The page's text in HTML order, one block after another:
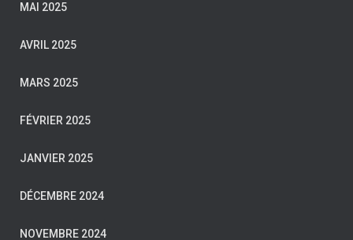
MAI 2025
AVRIL 2025
MARS 2025
FÉVRIER 2025
JANVIER 2025
DÉCEMBRE 2024
NOVEMBRE 2024